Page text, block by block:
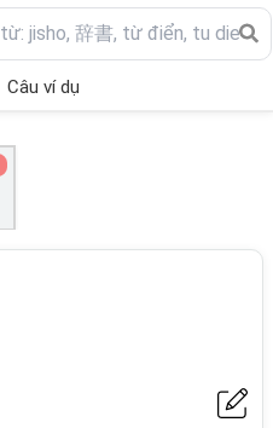
Câu ví dụ